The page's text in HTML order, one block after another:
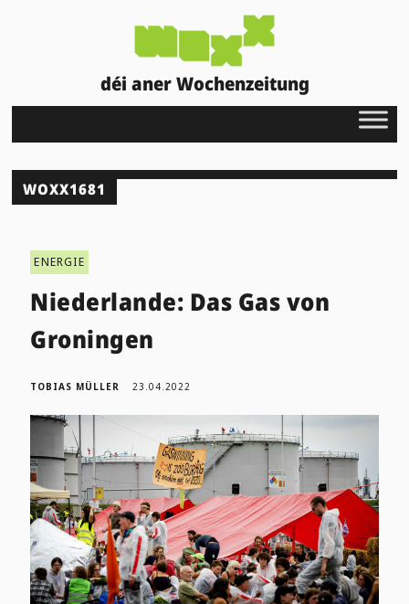
déi aner Wochenzeitung
WOXX1681
ENERGIE
Niederlande: Das Gas von
Groningen
TOBIAS MÜLLER 23.04.2022